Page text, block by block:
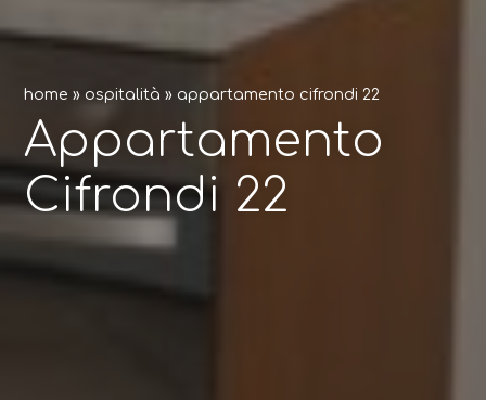
home » ospitalità » appartamento cifrondi 22
Appartamento
Cifrondi 22